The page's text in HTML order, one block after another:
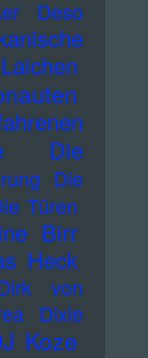
Deso
Die
Die
Türen
Birr
Heck
von
Dixie
Koze